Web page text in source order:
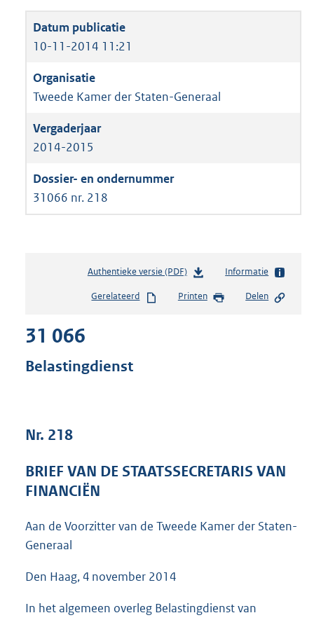
10-11-2014 11:21
Tweede Kamer der Staten-Generaal
2014-2015
31066 nr. 218
Authentieke versie (PDF)b
s
e
3
Informatie
Gerelateerd Printen Delen
31 066
Belastingdienst
Nr. 218
BRIEF VAN DE STAATSSECRETARIS VAN
FINANCIËN
Aan de Voorzitter van de Tweede Kamer der Staten-
Generaal
Den Haag, 4 november 2014
In het algemeen overleg Belastingdienst van